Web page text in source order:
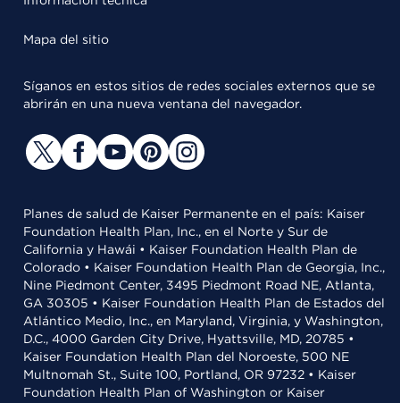
Mapa del sitio
Síganos en estos sitios de redes sociales externos que se
abrirán en una nueva ventana del navegador.
Planes de salud de Kaiser Permanente en el país: Kaiser
Foundation Health Plan, Inc., en el Norte y Sur de
California y Hawái • Kaiser Foundation Health Plan de
Colorado • Kaiser Foundation Health Plan de Georgia, Inc.,
Nine Piedmont Center, 3495 Piedmont Road NE, Atlanta,
GA 30305 • Kaiser Foundation Health Plan de Estados del
Atlántico Medio, Inc., en Maryland, Virginia, y Washington,
D.C., 4000 Garden City Drive, Hyattsville, MD, 20785 •
Kaiser Foundation Health Plan del Noroeste, 500 NE
Multnomah St., Suite 100, Portland, OR 97232 • Kaiser
Foundation Health Plan of Washington or Kaiser